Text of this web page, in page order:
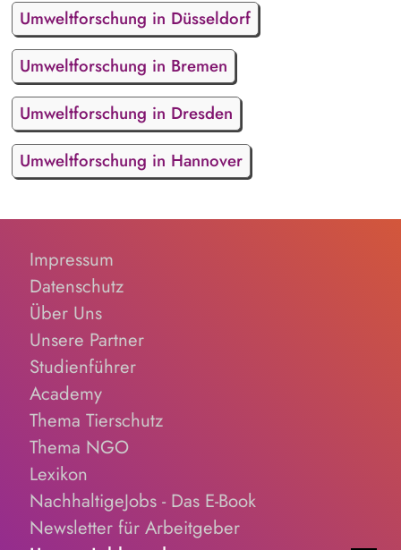
Umweltforschung in Düsseldorf
Umweltforschung in Bremen
Umweltforschung in Dresden
Umweltforschung in Hannover
Impressum
Datenschutz
Über Uns
Unsere Partner
Studienführer
Academy
Thema Tierschutz
Thema NGO
Lexikon
NachhaltigeJobs - Das E-Book
Newsletter für Arbeitgeber